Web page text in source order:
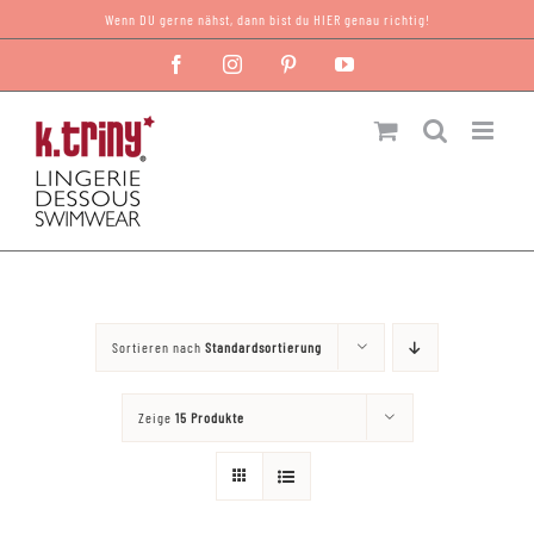
Inhalt
Wenn DU gerne nähst, dann bist du HIER genau richtig!
FacebookInstagramPinterest
Sortieren nach Standardsortierung
Zeige 15 Produkte